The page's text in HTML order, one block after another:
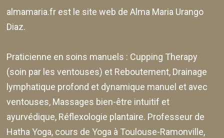
almamaria.fr est le site web deAlma Maria Urango
Diaz.
Praticienne en soins manuels : Cupping Therapy
(soin par les ventouses) et Reboutement, Drainage
lymphatique profond et dynamique manuel et avec
ventouses, Massages bien-être intuitif et
ayurvédique, Réflexologie plantaire. Professeur de
Hatha Yoga, cours de Yoga à Toulouse-Ramonville,